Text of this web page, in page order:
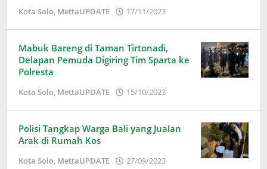
Kota Solo, MettaUPDATE 17/11/2023
Mabuk Bareng di Taman Tirtonadi,
Delapan Pemuda Digiring Tim Sparta ke
Polresta
Kota Solo, MettaUPDATE 15/10/2023
Polisi Tangkap Warga Bali yang Jualan
Arak di Rumah Kos
Kota Solo, MettaUPDATE 27/09/2023